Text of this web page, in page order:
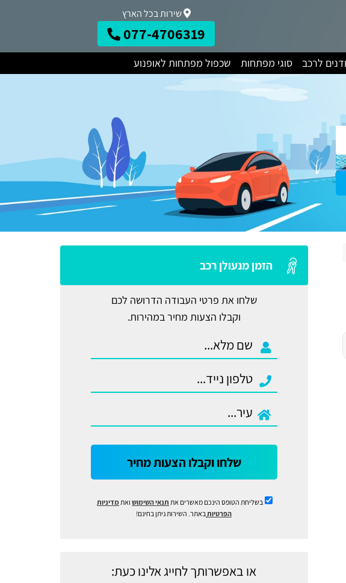
שירות בכל הארץ
077-4706319
לרכב סוגי מפתחות שכפול מפתחות לאופנוע
הזמן מנעולן רכב
שלחו את פרטי העבודה הדרושה לכם
וקבלו הצעות מחיר במהירות.
שלחו וקבלו הצעות מחיר
בשליחת הטופס הינכם מאשרים את תנאי השימושואתמדיניות
הפרטיותבאתר. השירות ניתן בחינם!
או באפשרותך לחייג אלינו כעת: